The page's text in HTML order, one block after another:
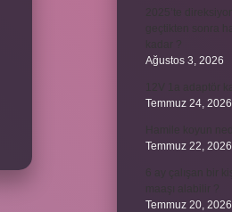
Ağustos 3, 2026
Temmuz 24, 2026
Temmuz 22, 2026
Temmuz 20, 2026